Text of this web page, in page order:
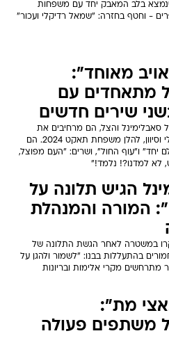
בלב המאבק יחד עם משפחות
- וחטף בחזרה: "שמאל רדיקלי ועכור"
מאוחד":
מתאחדים עם
שירים חדשים
סאבלימינל והצל, הם מרחיבים את
האיחוד ומתחברים לאיציק שמלי וסיוון, להלן משפחת תאקט 2024. הם
יחד" ו"עוף החול", ושרים: "העם מפוצל,
לא למדנו?! נלמד!"
הגיש תלונה על
המורה והמנהלת
במשטרה לאחר הגשת התלונה של
בהתעללות בבנו: "לשמור ולהגן על
מתרחשים מקרי אלימות ובריונות
מת":
משתפים פעולה